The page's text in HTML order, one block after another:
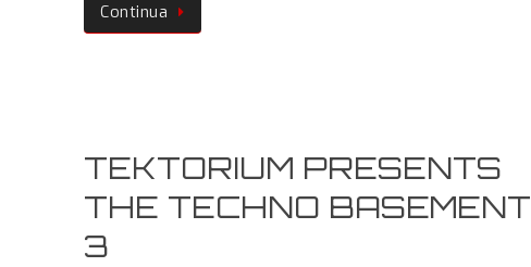
Continua
TEKTORIUM PRESENTS
THE TECHNO BASEMENT
3